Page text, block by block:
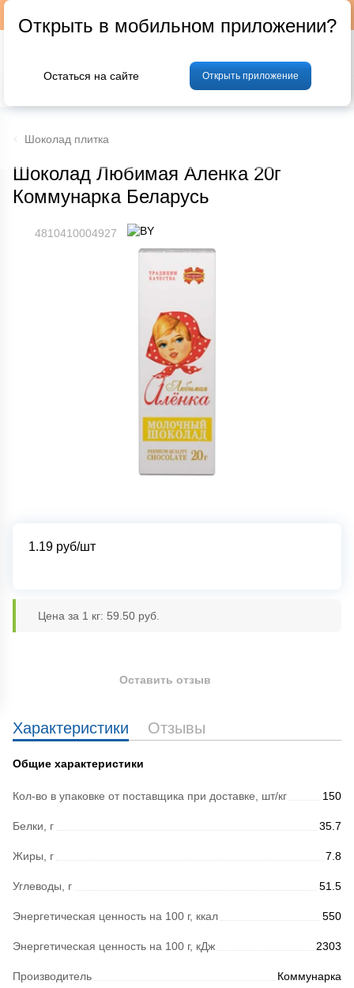
Фрукты и овощи Мясо Птица
Шоколад плитка
Шоколад Любимая Аленка 20г
Коммунарка Беларусь
4810410004927
1.19 руб/шт
Цена за 1 кг: 59.50 руб.
Характеристики Отзывы
Общие характеристики
Кол-во в упаковке от поставщика при доставке, шт/кг 150
Белки, г 35.7
Жиры, г 7.8
Углеводы, г 51.5
Энергетическая ценность на 100 г, ккал 550
Энергетическая ценность на 100 г, кДж 2303
Производитель Коммунарка
Оставить отзыв
Открыть в мобильном приложении?
Остаться на сайте Открыть приложение